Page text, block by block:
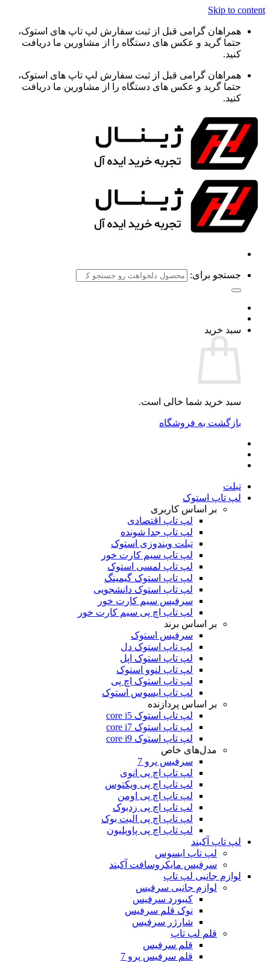
Skip to content
همراهان گرامی قبل از ثبت سفارش لپ تاپ های استوک،
حتما گرید و عکس های دستگاه را از مشاورین ما دریافت
کنید.
همراهان گرامی قبل از ثبت سفارش لپ تاپ های استوک،
حتما گرید و عکس های دستگاه را از مشاورین ما دریافت
کنید.
جستجو برای:
سبد خرید
سبد خرید شما خالی است.
بازگشت به فروشگاه
تبلت
لپ تاپ استوک
بر اساس کاربری
لپ تاپ اقتصادی
لپ تاپ جدا شونده
تبلت ویندوزی استوک
لپ تاپ سیم کارت خور
لپ تاپ لمسی استوک
لپ تاپ استوک گیمینگ
لپ تاپ استوک دانشجویی
سرفیس سیم کارت خور
لپ تاپ اچ پی سیم کارت خور
بر اساس برند
سرفیس استوک
لپ تاپ استوک دل
لپ تاپ استوک اپل
لپ تاپ لنوو استوک
لپ تاپ استوک اچ پی
لپ تاپ ایسوس استوک
بر اساس پردازنده
لپ تاپ استوک core i5
لپ تاپ استوک core i7
لپ تاپ استوک core i9
مدل‌های خاص
سرفیس پرو 7
لپ تاپ اچ پی انوی
لپ تاپ اچ پی ویکتوس
لپ تاپ اچ پی اومن
لپ تاپ اچ پی زدبوک
لپ تاپ اچ پی الیت بوک
لپ تاپ اچ پی پاویلیون
لپ تاپ آکبند
لپ تاپ ایسوس
سرفیس مایکروسافت آکبند
لوازم جانبی لپ تاپ
لوازم جانبی سرفیس
کیبورد سرفیس
نوک قلم سرفیس
شارژر سرفیس
قلم لپ تاپ
قلم سرفیس
قلم سرفیس پرو 7